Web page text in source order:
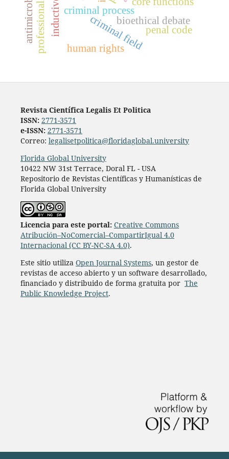
criminal process
criminal fieldbioethical debate
penal code
human rights
Revista Científica Legalis Et Politica
ISSN: 2771-3571
e-ISSN: 2771-3571
Correo: legalisetpolitica@floridaglobal.university
Florida Global University
10422 NW 31st Terrace, Doral FL - USA
Repositorio de Revistas Científicas y Humanísticas de
Florida Global University
Licencia para este portal: Creative Commons
Atribución–NoComercial–CompartirIgual 4.0
Internacional (CC BY-NC-SA 4.0).
Este sitio utiliza Open Journal Systems, un gestor de
revistas de acceso abierto y un software desarrollado,
financiado y distribuido de forma gratuita por The
Public Knowledge Project.